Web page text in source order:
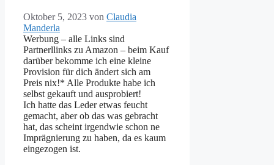
Oktober 5, 2023 von Claudia
Manderla
Werbung – alle Links sind
Partnerllinks zu Amazon – beim Kauf
darüber bekomme ich eine kleine
Provision für dich ändert sich am
Preis nix!* Alle Produkte habe ich
selbst gekauft und ausprobiert!
Ich hatte das Leder etwas feucht
gemacht, aber ob das was gebracht
hat, das scheint irgendwie schon ne
Imprägnierung zu haben, da es kaum
eingezogen ist.